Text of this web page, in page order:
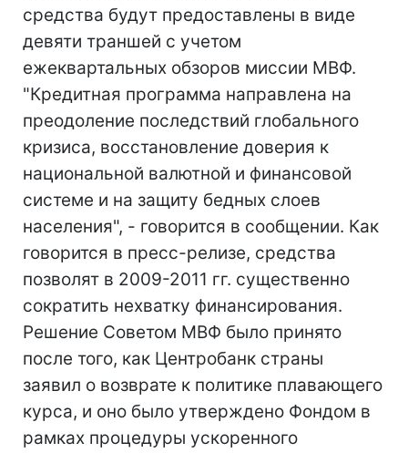
средства будут предоставлены в виде
девяти траншей с учетом
ежеквартальных обзоров миссии МВФ.
"Кредитная программа направлена на
преодоление последствий глобального
кризиса, восстановление доверия к
национальной валютной и финансовой
системе и на защиту бедных слоев
населения", - говорится в сообщении. Как
говорится в пресс-релизе, средства
позволят в 2009-2011 гг. существенно
сократить нехватку финансирования.
Решение Советом МВФ было принято
после того, как Центробанк страны
заявил о возврате к политике плавающего
курса, и оно было утверждено Фондом в
рамках процедуры ускоренного